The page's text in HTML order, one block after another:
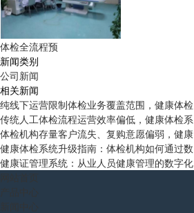
体检全流程预
新闻类别
公司新闻
相关新闻
纯线下运营限制体检业务覆盖范围，健康体检
传统人工体检流程运营效率偏低，健康体检系
体检机构存量客户流失、复购意愿偏弱，健康
健康体检系统升级指南：体检机构如何通过数
健康证管理系统：从业人员健康管理的数字化